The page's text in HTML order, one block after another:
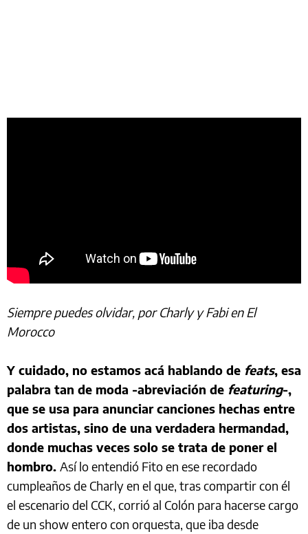
Siempre puedes olvidar, por Charly y Fabi en El
Morocco
Y cuidado, no estamos acá hablando de feats, esa
palabra tan de moda -abreviación de featuring-,
que se usa para anunciar canciones hechas entre
dos artistas, sino de una verdadera hermandad,
donde muchas veces solo se trata de poner el
hombro. Así lo entendió Fito en ese recordado
cumpleaños de Charly en el que, tras compartir con él
el escenario del CCK, corrió al Colón para hacerse cargo
de un show entero con orquesta, que iba desde